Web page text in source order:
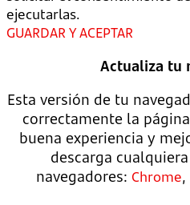
ejecutarlas.
GUARDAR Y ACEPTAR
Actualiza tu
Esta versión de tu
correctamente la
buena experiencia y
descarga
navegadores: Chrome,